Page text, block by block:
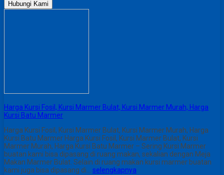
Hubungi Kami
Harga Kursi Fosil, Kursi Marmer Bulat, Kursi Marmer Murah, Harga
Kursi Batu Marmer
Harga Kursi Fosil, Kursi Marmer Bulat, Kursi Marmer Murah, Harga
Kursi Batu Marmer Harga Kursi Fosil, Kursi Marmer Bulat, Kursi
Marmer Murah, Harga Kursi Batu Marmer – Sering Kursi Marmer
buatan kami bisa dipasang di ruang makan, sekalian dengan Meja
Makan Marmer Bulat. Selain di ruang makan kursi marmer buatan
kami juga bisa dipasang di… selengkapnya